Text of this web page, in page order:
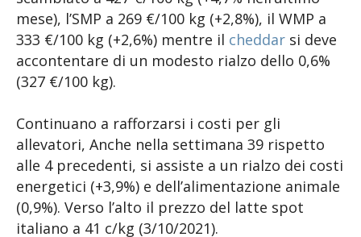
mese), l’SMP a 269 €/100 kg (+2,8%), il WMP a
333 €/100 kg (+2,6%) mentre il cheddar si deve
accontentare di un modesto rialzo dello 0,6%
(327 €/100 kg).
Continuano a rafforzarsi i costi per gli
allevatori, Anche nella settimana 39 rispetto
alle 4 precedenti, si assiste a un rialzo dei costi
energetici (+3,9%) e dell’alimentazione animale
(0,9%). Verso l’alto il prezzo del latte spot
italiano a 41 c/kg (3/10/2021).